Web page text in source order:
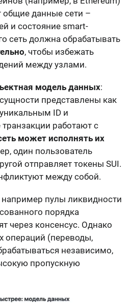
данные сети –
и состояние smart-
сеть должна обрабатывать
, чтобы избежать
между узлами.
модель данных:
представлены как
ID и
работают с
может исполнять их
один пользователь
отправляет токены SUI.
между собой.
пулы ликвидности
порядка
через консенсус. Однако
операций (переводы,
независимо,
пропускную